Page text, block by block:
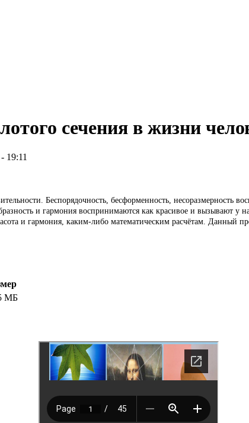
сечения в жизни
19:11
Беспорядочность, бесформенность, несоразмерность
и гармония воспринимаются как красивое и вызывают
и гармония, каким-либо математическим расчётам. Данный
МБ